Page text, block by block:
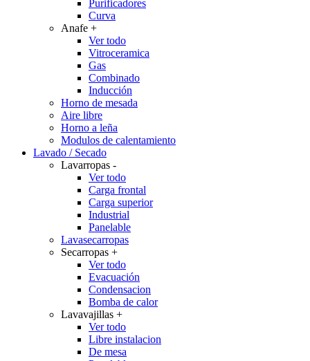
Purificadores
Curva
Anafe +
Ver todo
Vitroceramica
Gas
Combinado
Inducción
Horno de mesada
Aire libre
Horno a leña
Modulos de calentamiento
Lavado / Secado
Lavarropas -
Ver todo
Carga frontal
Carga superior
Industrial
Panelable
Lavasecarropas
Secarropas +
Ver todo
Evacuación
Condensacion
Bomba de calor
Lavavajillas +
Ver todo
Libre instalacion
De mesa